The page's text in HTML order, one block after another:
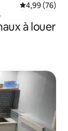
Note
4,99 (76)
à louer